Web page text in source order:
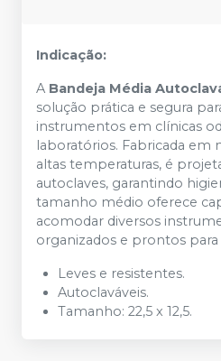
Indicação:
A Bandeja Média
solução prática e segura
instrumentos em clínicas
laboratórios. Fabricada em
altas temperaturas, é
autoclaves, garantindo
tamanho médio oferece
acomodar diversos
organizados e prontos para
Leves e resistentes.
Autoclaváveis.
Tamanho: 22,5 x 12,5.